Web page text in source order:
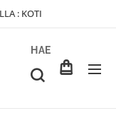
: KOTI
HAE